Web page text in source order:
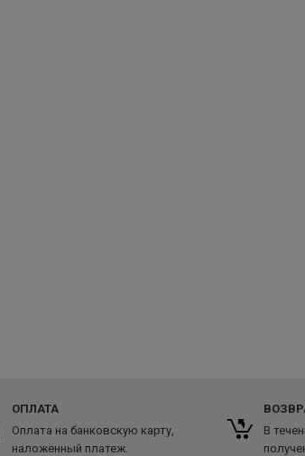
ОПЛАТА
Оплата на банковскую карту,
наложенный платеж.
В